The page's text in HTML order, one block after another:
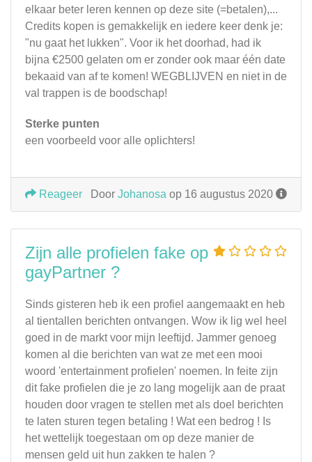
elkaar beter leren kennen op deze site (=betalen),...
Credits kopen is gemakkelijk en iedere keer denk je:
"nu gaat het lukken". Voor ik het doorhad, had ik
bijna €2500 gelaten om er zonder ook maar één date
bekaaid van af te komen! WEGBLIJVEN en niet in de
val trappen is de boodschap!
Sterke punten
een voorbeeld voor alle oplichters!
Door Johanosa op 16 augustus 2020
Reageer
Zijn alle profielen fake op
gayPartner ?
Sinds gisteren heb ik een profiel aangemaakt en heb
al tientallen berichten ontvangen. Wow ik lig wel heel
goed in de markt voor mijn leeftijd. Jammer genoeg
komen al die berichten van wat ze met een mooi
woord 'entertainment profielen' noemen. In feite zijn
dit fake profielen die je zo lang mogelijk aan de praat
houden door vragen te stellen met als doel berichten
te laten sturen tegen betaling ! Wat een bedrog ! Is
het wettelijk toegestaan om op deze manier de
mensen geld uit hun zakken te halen ?